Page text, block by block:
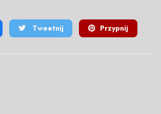
Tweetnij Przypnij